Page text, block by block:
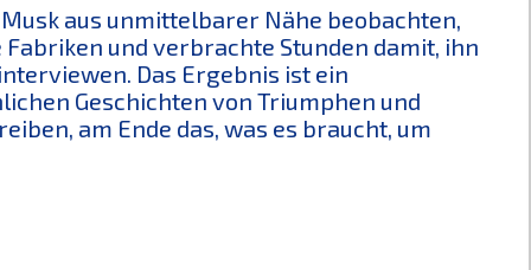
aus unmittelbarer Nähe beobachten,
und verbrachte Stunden damit, ihn
Das Ergebnis ist ein
Geschichten von Triumphen und
am Ende das, was es braucht, um